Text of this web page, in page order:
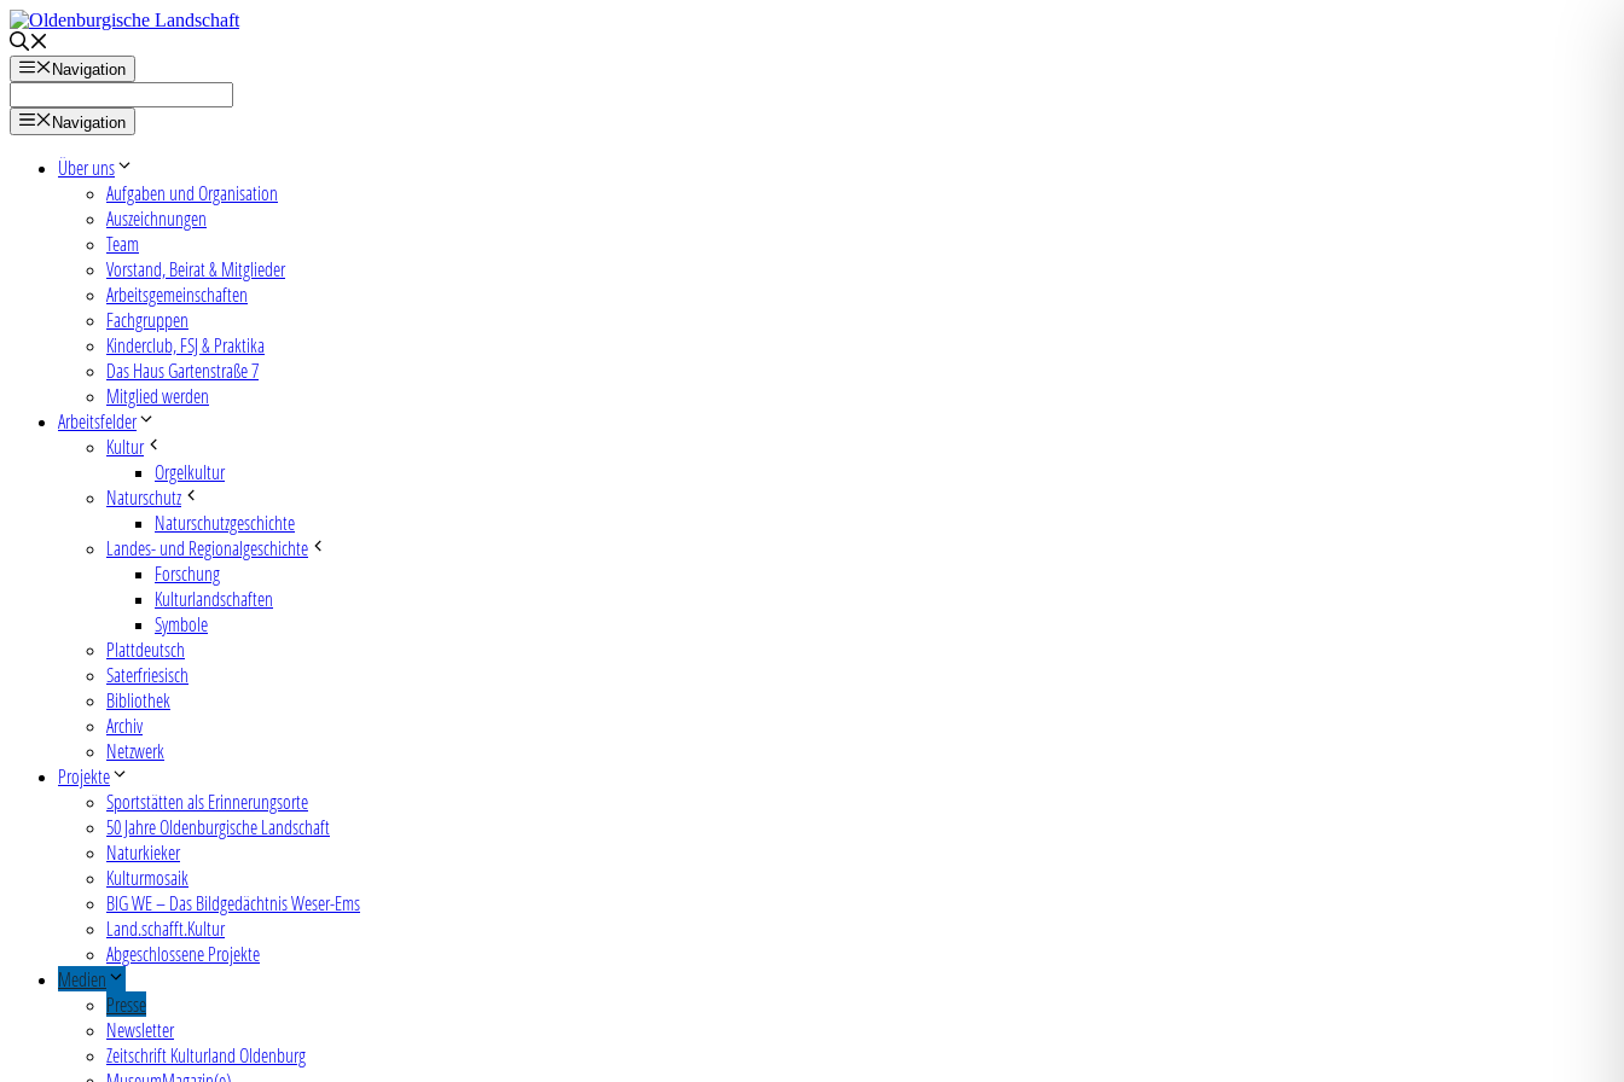
Zum
Inhalt
springenNavigation
Navigation
Über uns
Aufgaben und Organisation
Auszeichnungen
Team
Vorstand, Beirat & Mitglieder
Arbeitsgemeinschaften
Fachgruppen
Kinderclub, FSJ & Praktika
Das Haus Gartenstraße 7
Mitglied werden
Arbeitsfelder
Kultur
Orgelkultur
Naturschutz
Naturschutzgeschichte
Landes- und Regionalgeschichte
Forschung
Kulturlandschaften
Symbole
Plattdeutsch
Saterfriesisch
Bibliothek
Archiv
Netzwerk
Projekte
Sportstätten als Erinnerungsorte
50 Jahre Oldenburgische Landschaft
Naturkieker
Kulturmosaik
BIG WE – Das Bildgedächtnis Weser-Ems
Land.schafft.Kultur
Abgeschlossene Projekte
Medien
Presse
Newsletter
Zeitschrift Kulturland Oldenburg